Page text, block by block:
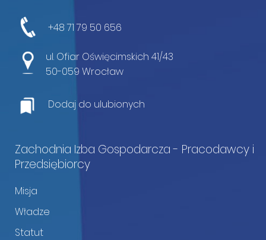
+48 71 79 50 656
ul. Ofiar Oświęcimskich 41/43
50-059 Wrocław
Dodaj do ulubionych
Zachodnia Izba Gospodarcza - Pracodawcy i
Przedsiębiorcy
Misja
Władze
Statut